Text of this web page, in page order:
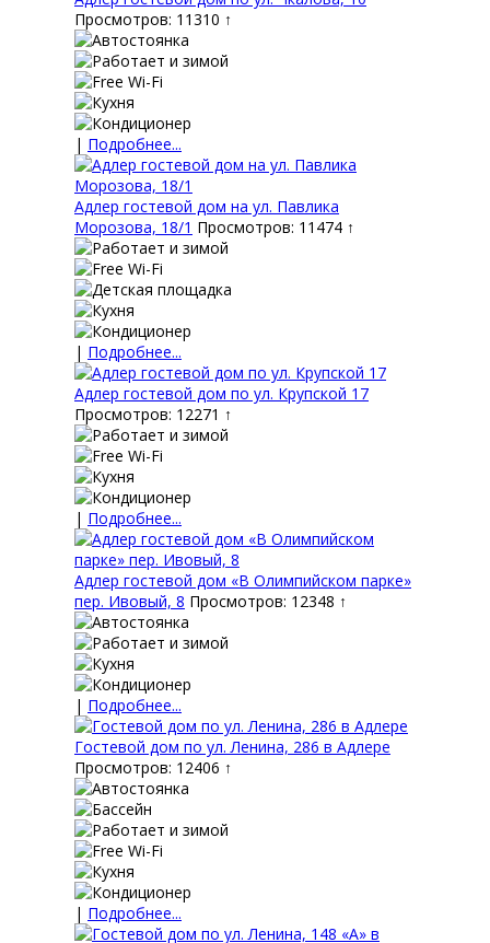
Просмотров: 11310 ↑
| Подробнее...
Адлер гостевой дом на ул. Павлика
Морозова, 18/1 Просмотров: 11474 ↑
| Подробнее...
Адлер гостевой дом по ул. Крупской 17
Просмотров: 12271 ↑
| Подробнее...
Адлер гостевой дом «В Олимпийском парке»
пер. Ивовый, 8 Просмотров: 12348 ↑
| Подробнее...
Гостевой дом по ул. Ленина, 286 в Адлере
Просмотров: 12406 ↑
| Подробнее...